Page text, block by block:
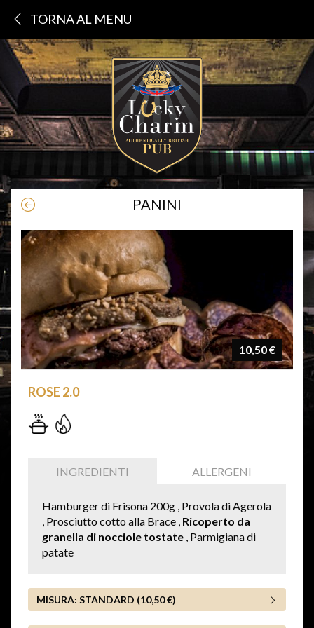
TORNA AL MENU
PANINI
10,50 €
ROSE 2.0
INGREDIENTI ALLERGENI
Hamburger di Frisona 200g , Provola di Agerola
, Prosciutto cotto alla Brace , Ricoperto da
granella di nocciole tostate , Parmigiana di
patate
MISURA: STANDARD (10,50 €)